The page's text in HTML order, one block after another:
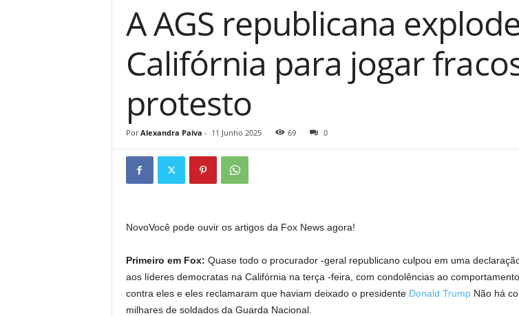
A AGS republicana
Califórnia para jogar
protesto
Por Alexandra Paiva - 11 Junho 2025 69 0
NovoVocê pode ouvir os artigos da Fox News agora!
Primeiro em Fox: Quase todo o procurador -geral republicano culpou em uma
aos líderes democratas na Califórnia na terça -feira, com condolências ao
contra eles e eles reclamaram que haviam deixado o presidente Donald TrumpNão há
milhares de soldados da Guarda Nacional.